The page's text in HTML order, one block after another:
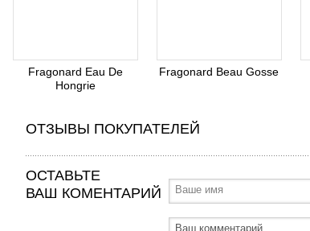
Fragonard Eau De
Hongrie
Fragonard Beau Gosse
ОТЗЫВЫ ПОКУПАТЕЛЕЙ
ОСТАВЬТЕ
ВАШ КОМЕНТАРИЙ